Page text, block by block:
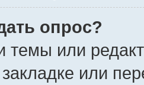
опрос?
темы или
или